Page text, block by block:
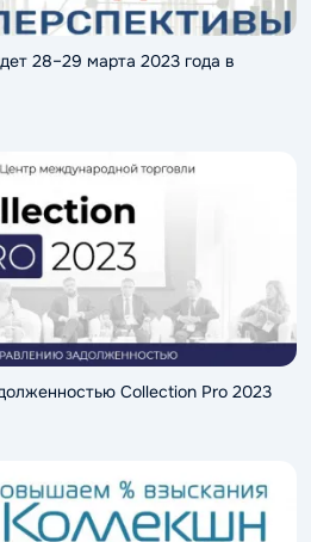
28–29 марта 2023 года в
Collection Pro 2023